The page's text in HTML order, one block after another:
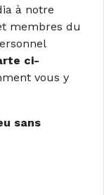
à notre
membres du
ci-
vous y
sans